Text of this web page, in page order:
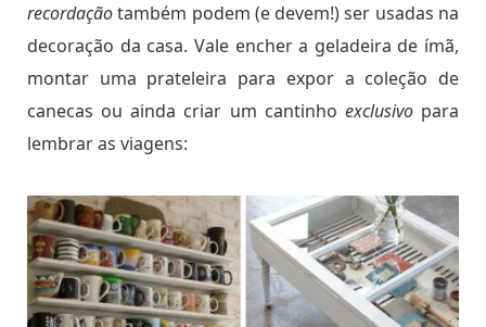
recordaçãotambém podem (e devem!) ser usadas na
decoração da casa. Vale encher a geladeira de ímã,
montar uma prateleira para expor a coleção de
canecas ou ainda criar um cantinho exclusivopara
lembrar as viagens: